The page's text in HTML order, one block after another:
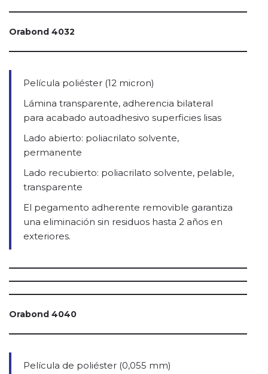
Orabond 4032
Película poliéster (12 micron)
Lámina transparente, adherencia bilateral
para acabado autoadhesivo superficies lisas
Lado abierto: poliacrilato solvente,
permanente
Lado recubierto: poliacrilato solvente, pelable,
transparente
El pegamento adherente removible garantiza
una eliminación sin residuos hasta 2 años en
exteriores.
Orabond 4040
Película de poliéster (0,055 mm)